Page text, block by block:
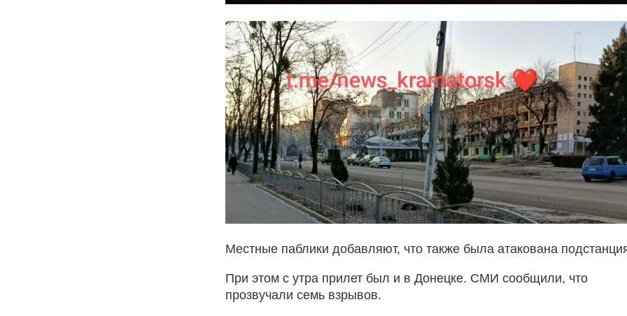
Местные паблики добавляют, что также была атакована
При этом с утра прилет был и в Донецке. СМИ сообщили, что
прозвучали семь взрывов.